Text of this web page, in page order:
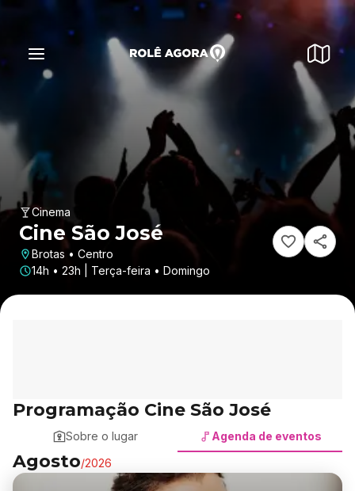
Cinema
Cine São José
Brotas • Centro
14h • 23h | Terça-feira • Domingo
Programação Cine São José
Sobre o lugar Agenda de eventos
Agosto/2026